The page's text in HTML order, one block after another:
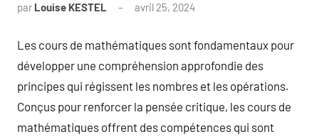
par Louise KESTEL avril 25, 2024
Les cours de mathématiques sont fondamentaux pour
développer une compréhension approfondie des
principes qui régissent les nombres et les opérations.
Conçus pour renforcer la pensée critique, les cours de
mathématiques offrent des compétences qui sont